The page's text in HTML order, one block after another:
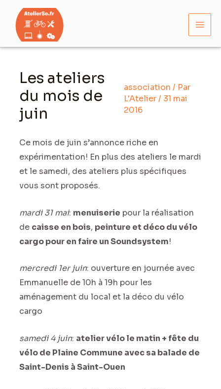
contenu
Les ateliers
du mois de
juin
association / Par
L'Atelier/ 31 mai
2016
Ce mois de juin s’annonce riche en
expérimentation! En plus des ateliers le mardi
et le samedi, des ateliers plus spécifiques
vous sont proposés.
mardi 31 mai: menuiserie pour la réalisation
de caisse en bois, peinture et déco du vélo
cargo pour en faire un Soundsystem!
mercredi 1er juin: ouverture en journée avec
Emmanuelle de 10h à 19h pour les
aménagement du local et la déco du vélo
cargo
samedi 4 juin: atelier vélo le matin + fête du
vélo de Plaine Commune avec sa balade de
Saint-Denis à Saint-Ouen
Navigation
articles